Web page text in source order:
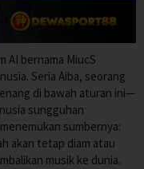
AI bernama MiucS
Seria Aiba, seorang
di bawah aturan ini—
sungguhan
sumbernya:
akan tetap diam atau
musik ke dunia.